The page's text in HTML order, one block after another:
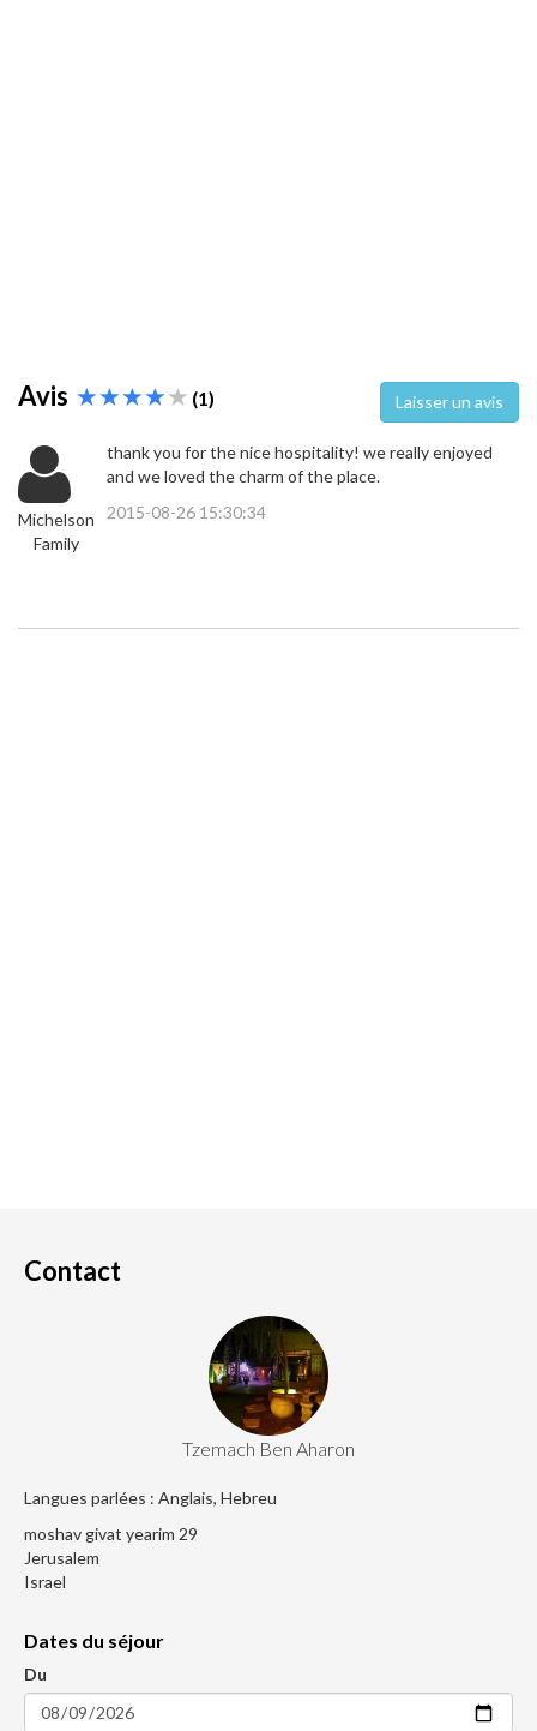
Avis (1) Laisser un avis
Michelson
Family
thank you for the nice hospitality! we really enjoyed
and we loved the charm of the place.
2015-08-26 15:30:34
Contact
Tzemach Ben Aharon
Langues parlées : Anglais, Hebreu
moshav givat yearim 29
Jerusalem
Israel
Dates du séjour
Du